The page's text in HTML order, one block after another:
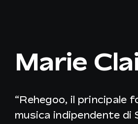
Marie
“Rehegoo, il principale
musica indipendente di